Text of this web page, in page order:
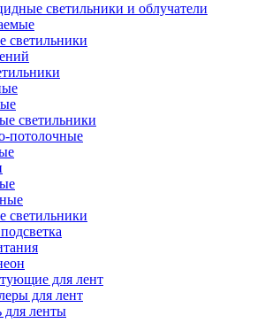
светильники и облучатели
светильники
светильники
потолочные
светильники
для лент
для лент
ленты